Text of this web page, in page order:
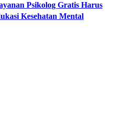
Psikolog Gratis Harus
Kesehatan Mental